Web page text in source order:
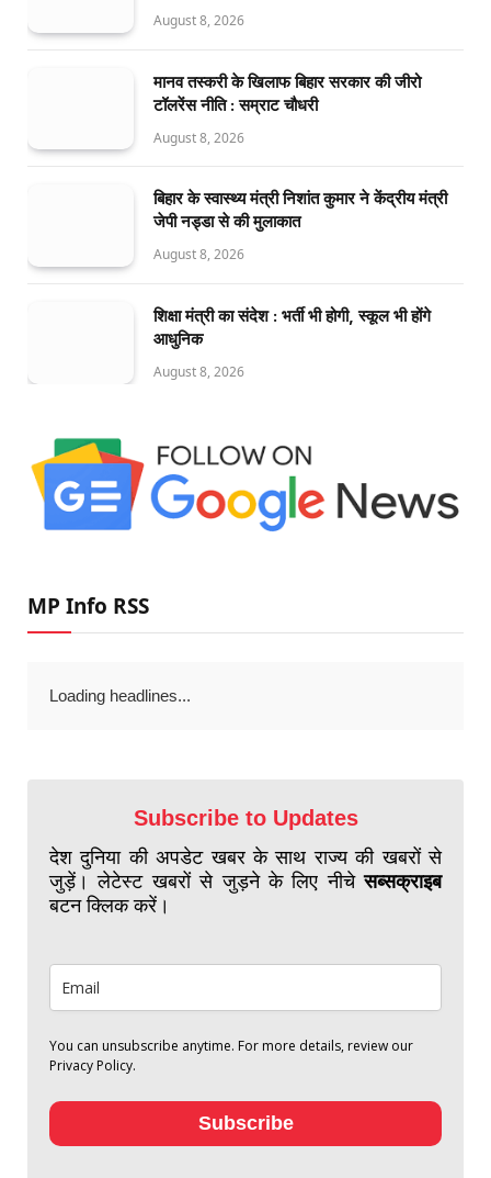
August 8, 2026
मानव तस्करी के खिलाफ बिहार सरकार की जीरो
टॉलरेंस नीति : सम्राट चौधरी
August 8, 2026
बिहार के स्वास्थ्य मंत्री निशांत कुमार ने केंद्रीय मंत्री
जेपी नड्डा से की मुलाकात
August 8, 2026
शिक्षा मंत्री का संदेश : भर्ती भी होगी, स्कूल भी होंगे
आधुनिक
August 8, 2026
MP Info RSS
Loading headlines...
Subscribe to Updates
देश दुनिया की अपडेट खबर के साथ राज्य की खबरों से
जुड़ें। लेटेस्ट खबरों से जुड़ने के लिए नीचेसब्सक्राइब
बटन क्लिक करें।
You can unsubscribe anytime. For more details, review our
Privacy Policy.
Subscribe